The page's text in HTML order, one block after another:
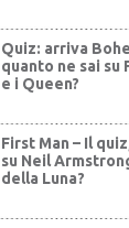
Quiz: arriva
quanto ne sai su
e i Queen?
First Man – Il
su Neil
della Luna?